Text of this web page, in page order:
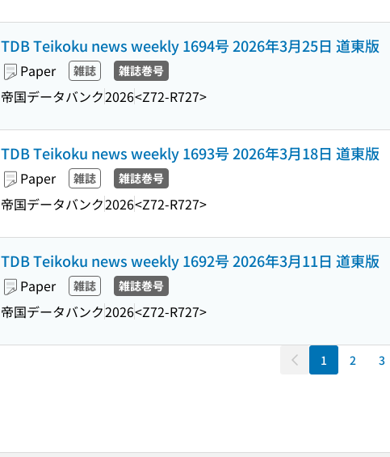
TDB Teikoku news weekly 1694号 2026年3月25日 道東版
Paper 雑誌 雑誌巻号
帝国データバンク2026<Z72-R727>
TDB Teikoku news weekly 1693号 2026年3月18日 道東版
Paper 雑誌 雑誌巻号
帝国データバンク2026<Z72-R727>
TDB Teikoku news weekly 1692号 2026年3月11日 道東版
Paper 雑誌 雑誌巻号
帝国データバンク2026<Z72-R727>
1 2 3